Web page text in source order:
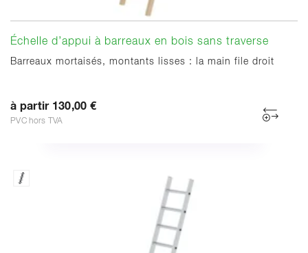
Échelle d’appui à barreaux en bois sans traverse
Barreaux mortaisés, montants lisses : la main file droit
à partir 130,00 €
PVC hors TVA